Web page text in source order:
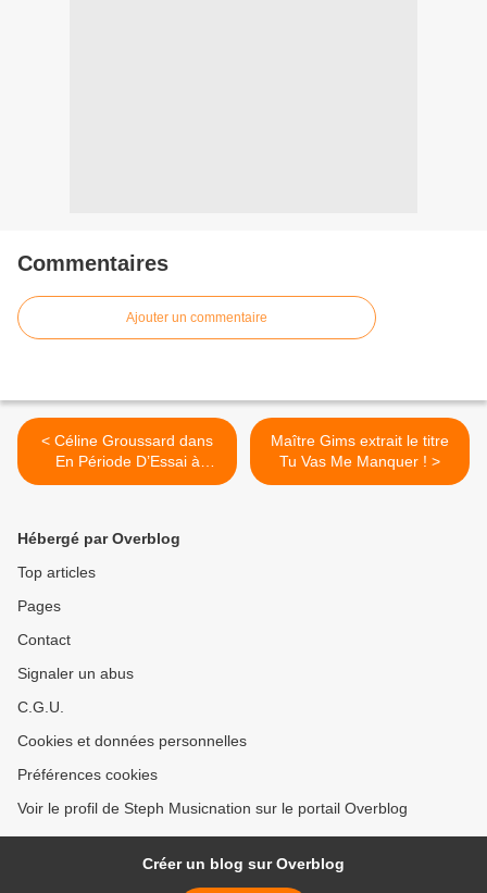
Commentaires
Ajouter un commentaire
< Céline Groussard dans
En Période D’Essai à
l’Apollo Théâtre, nous y
Maître Gims extrait le titre
Tu Vas Me Manquer ! >
Hébergé par Overblog
Top articles
Pages
Contact
Signaler un abus
C.G.U.
Cookies et données personnelles
Préférences cookies
Voir le profil de Steph Musicnation sur le portail Overblog
Créer un blog sur Overblog